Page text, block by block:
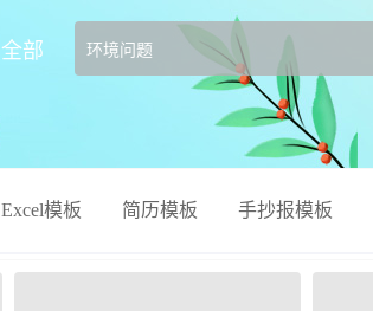
全部
Excel模板 简历模板 手抄报模板